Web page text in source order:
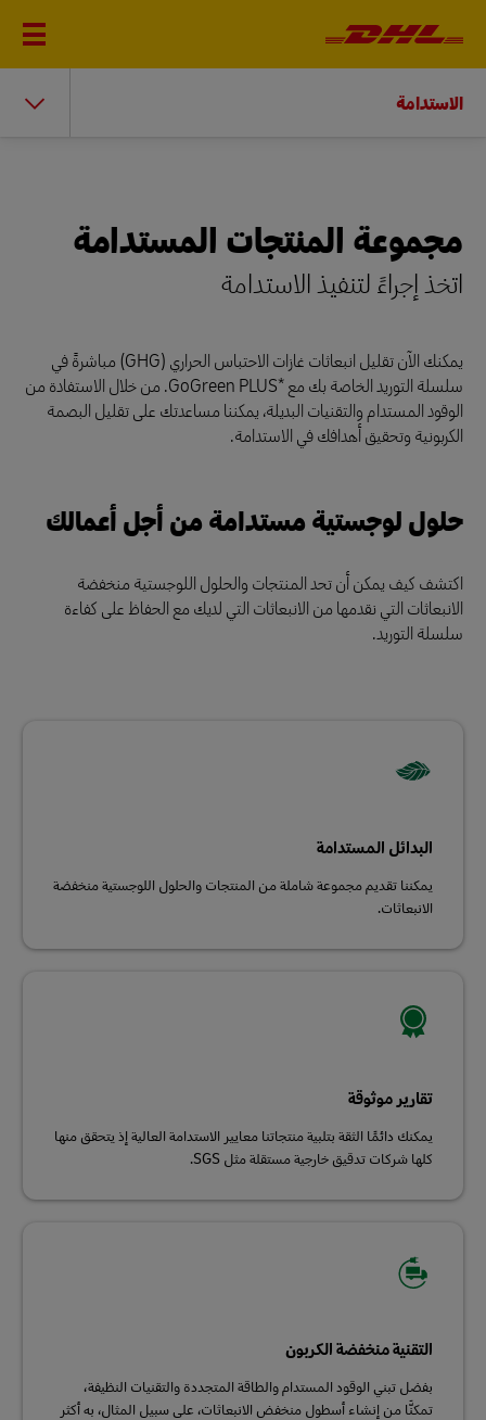
الاستدامة
مجموعة المنتجات المستدامة
اتخذ إجراءً لتنفيذ الاستدامة
يمكنك الآن تقليل انبعاثات غازات الاحتباس الحراري (GHG) مباشرةً في
سلسلة التوريد الخاصة بك مع *GoGreen PLUS. من خلال الاستفادة من
الوقود المستدام والتقنيات البديلة، يمكننا مساعدتك على تقليل البصمة
الكربونية وتحقيق أهدافك في الاستدامة.
حلول لوجستية مستدامة من أجل أعمالك
اكتشف كيف يمكن أن تحد المنتجات والحلول اللوجستية منخفضة
الانبعاثات التي نقدمها من الانبعاثات التي لديك مع الحفاظ على كفاءة
سلسلة التوريد.
البدائل المستدامة
يمكننا تقديم مجموعة شاملة من المنتجات والحلول اللوجستية منخفضة
الانبعاثات.
تقارير موثوقة
يمكنك دائمًا الثقة بتلبية منتجاتنا معايير الاستدامة العالية إذ يتحقق منها
كلها شركات تدقيق خارجية مستقلة مثل SGS.
التقنية منخفضة الكربون
بفضل تبني الوقود المستدام والطاقة المتجددة والتقنيات النظيفة،
تمكنَّا من إنشاء أسطول منخفض الانبعاثات، على سبيل المثال، به أكثر